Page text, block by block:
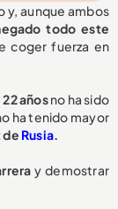
y, aunque ambos
todo este
coger fuerza en
22 añosno ha sido
ha tenido mayor
de Rusia
y demostrar